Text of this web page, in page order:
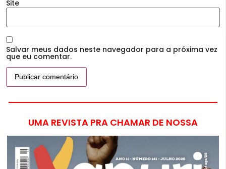
Site
Salvar meus dados neste navegador para a próxima vez
que eu comentar.
UMA REVISTA PRA CHAMAR DE NOSSA